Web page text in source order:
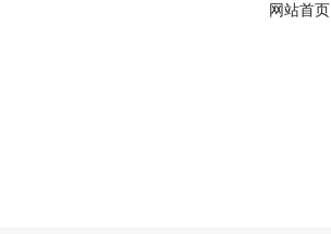
网站首页